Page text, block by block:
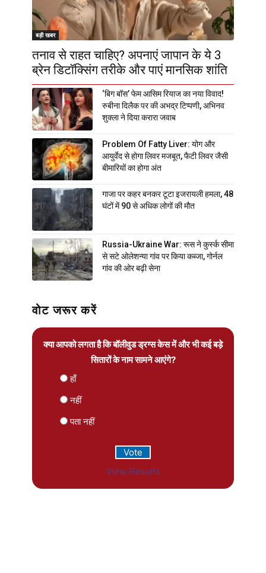
बड़ी खबर
तनाव से राहत चाहिए? अपनाएं जापान के ये 3
ब्रेन डिटॉक्सिंग तरीके और पाएं मानसिक शांति
‘बिग बॉस’ फेम आसिम रियाज का नया विवाद!
रुबीना दिलैक पर की अभद्र टिप्पणी, अभिनव
शुक्ला ने दिया करारा जवाब
Problem Of Fatty Liver: योग और
आयुर्वेद से होगा लिवर मजबूत, फैटी लिवर जैसी
बीमारियों का होगा अंत
गाजा पर कहर बनकर टूटा इजरायली हमला, 48
घंटों में 90 से अधिक लोगों की मौत
Russia-Ukraine War: रूस ने कुर्स्क सीमा
से सटे ओलेशन्या गांव पर किया कब्जा, गोर्नल
गांव की ओर बढ़ी सेना
वोट जरूर करें
क्या आपको लगता है कि बॉलीवुड ड्रग्स केस में और भी कई बड़े
सितारों के नाम सामने आएंगे?
हाँ
नहीं
पता नहीं
View Results